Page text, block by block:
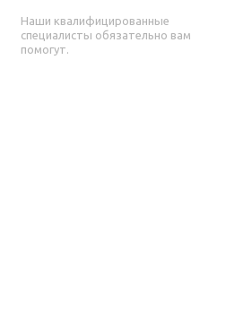
Наши квалифицированные
специалисты обязательно вам
помогут.